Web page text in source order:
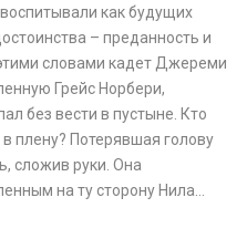
как будущих
– преданность и
словами кадет Джереми
Грейс Норбери,
без вести в пустыне. Кто
плену? Потерявшая голову
сложив руки. Она
на ту сторону Нила…